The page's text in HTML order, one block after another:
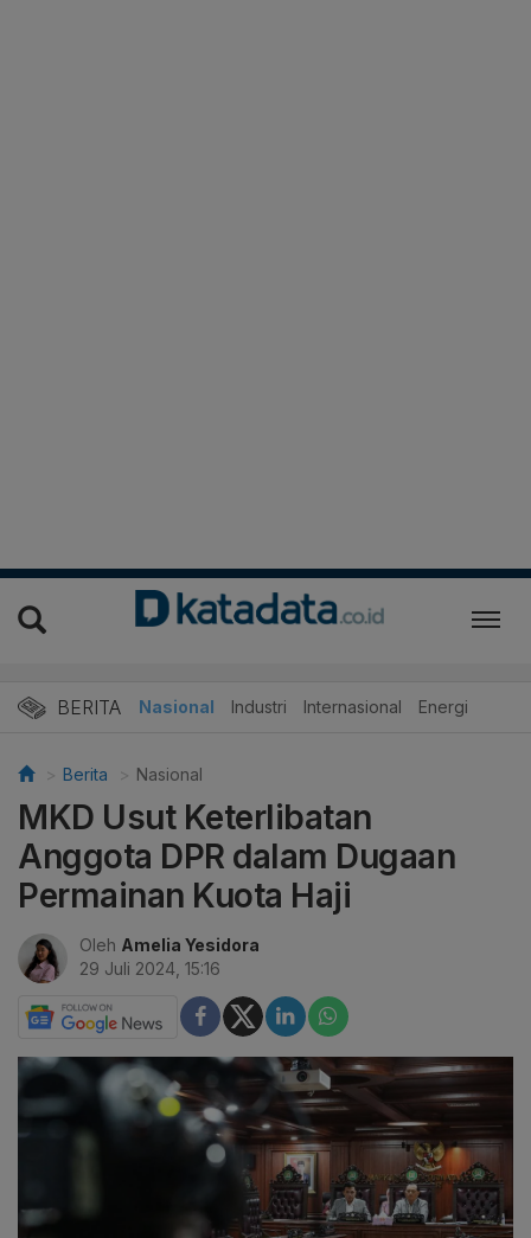
BERITA Nasional Industri Internasional Energi
Berita Nasional
MKD Usut Keterlibatan
Anggota DPR dalam Dugaan
Permainan Kuota Haji
Oleh Amelia Yesidora
29 Juli 2024, 15:16